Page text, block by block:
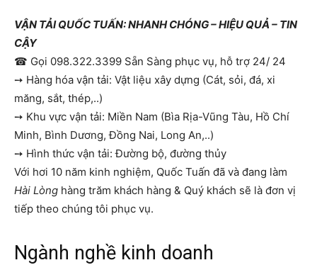
VẬN TẢI QUỐC TUẤN: NHANH CHÓNG – HIỆU QUẢ – TIN
CẬY
☎ Gọi 098.322.3399 Sẵn Sàng phục vụ, hỗ trợ 24/ 24
➙ Hàng hóa vận tải: Vật liệu xây dựng (Cát, sỏi, đá, xi
măng, sắt, thép,..)
➙ Khu vực vận tải: Miền Nam (Bìa Rịa-Vũng Tàu, Hồ Chí
Minh, Bình Dương, Đồng Nai, Long An,..)
➙ Hình thức vận tải: Đường bộ, đường thủy
Với hơi 10 năm kinh nghiệm, Quốc Tuấn đã và đang làm
Hài Lòng hàng trăm khách hàng & Quý khách sẽ là đơn vị
tiếp theo chúng tôi phục vụ.
Ngành nghề kinh doanh